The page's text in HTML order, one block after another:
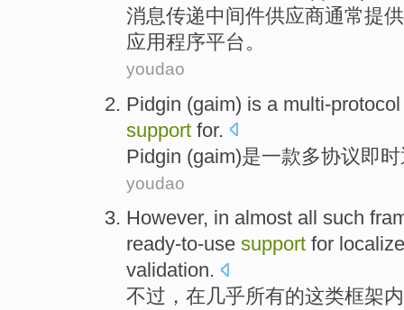
消息传递中间件供应商通常提供
应用程序平台。
youdao
Pidgin (gaim) is a multi-protocol
support for.
Pidgin (gaim)是一款多协议即时
youdao
However, in almost all such
ready-to-use support for
validation.
不过 ， 在几乎所有的这类框架内